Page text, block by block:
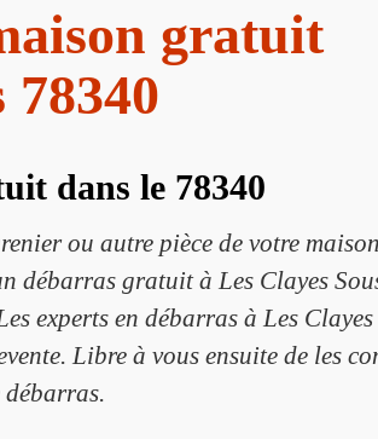
gratuit
78340
dans le 78340
ou autre pièce de votre
débarras gratuit à Les Clayes
experts en débarras à Les
Libre à vous ensuite de les
débarras.